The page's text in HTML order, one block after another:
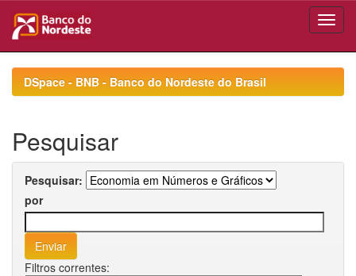
navigationDSpace - BNB - Banco do Nordeste do Brasil
Pesquisar
Pesquisar:
por
Filtros correntes: